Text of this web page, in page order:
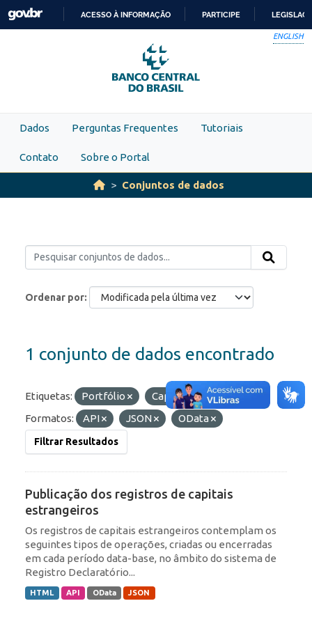
Skip to main content
PARA
O
CONTEÚDO
ACESSO À INFORMAÇÃO PARTICIPE
ENGLISH
Dados Perguntas Frequentes Tutoriais
Contato Sobre o Portal
Conjuntos de dados
Ordenar por
1 conjunto de dados encontrado
Etiquetas: Portfólio
Capitais Estrangeiros
Formatos:
API JSON OData
Filtrar Resultados
Publicação dos registros de capitais
estrangeiros
Os registros de capitais estrangeiros contemplam os
seguintes tipos de operações, criadas ou encerradas
em cada período data-base, no âmbito do sistema de
Registro Declaratório...
HTML API OData JSON